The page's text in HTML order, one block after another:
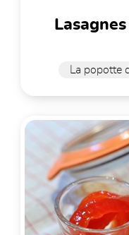
lasagnes cabillaud chorizo